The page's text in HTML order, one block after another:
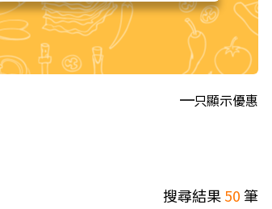
只顯示優惠
搜尋結果50筆